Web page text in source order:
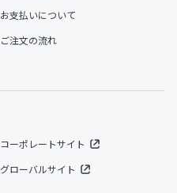
お支払いについて
ご注文の流れ
コーポレートサイト
グローバルサイト